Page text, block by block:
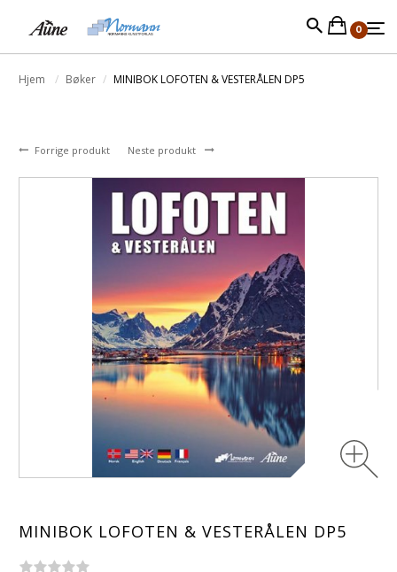
0
Hjem Bøker MINIBOK LOFOTEN & VESTERÅLEN DP5
Forrige produkt Neste produkt
MINIBOK LOFOTEN & VESTERÅLEN DP5